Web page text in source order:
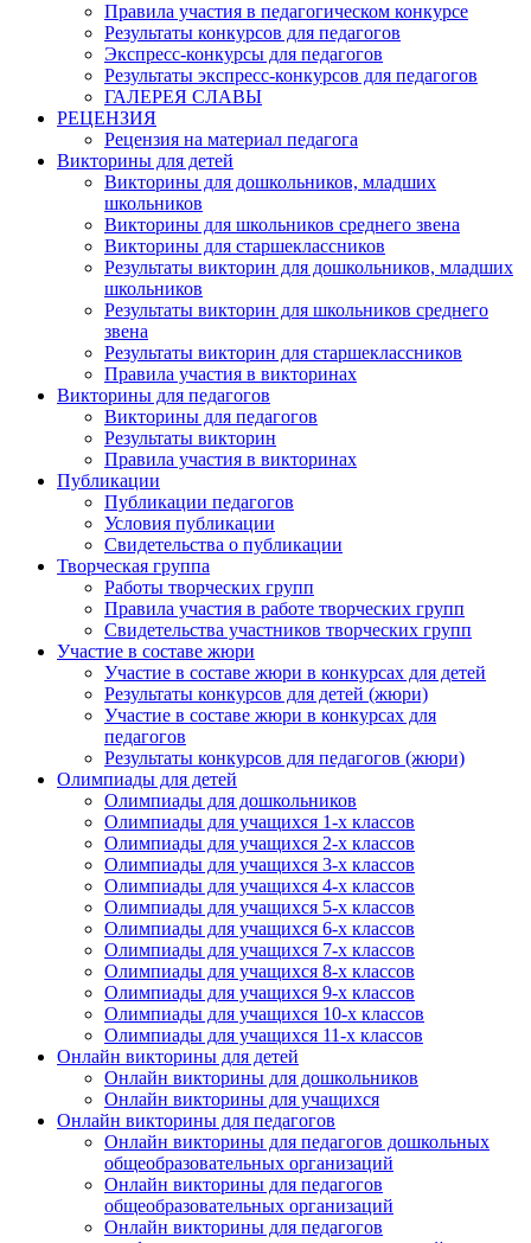
Правила участия в педагогическом конкурсе
Результаты конкурсов для педагогов
Экспресс-конкурсы для педагогов
Результаты экспресс-конкурсов для педагогов
ГАЛЕРЕЯ СЛАВЫ
РЕЦЕНЗИЯ
Рецензия на материал педагога
Викторины для детей
Викторины для дошкольников, младших
школьников
Викторины для школьников среднего звена
Викторины для старшеклассников
Результаты викторин для дошкольников, младших
школьников
Результаты викторин для школьников среднего
звена
Результаты викторин для старшеклассников
Правила участия в викторинах
Викторины для педагогов
Викторины для педагогов
Результаты викторин
Правила участия в викторинах
Публикации
Публикации педагогов
Условия публикации
Свидетельства о публикации
Творческая группа
Работы творческих групп
Правила участия в работе творческих групп
Свидетельства участников творческих групп
Участие в составе жюри
Участие в составе жюри в конкурсах для детей
Результаты конкурсов для детей (жюри)
Участие в составе жюри в конкурсах для
педагогов
Результаты конкурсов для педагогов (жюри)
Олимпиады для детей
Олимпиады для дошкольников
Олимпиады для учащихся 1-х классов
Олимпиады для учащихся 2-х классов
Олимпиады для учащихся 3-х классов
Олимпиады для учащихся 4-х классов
Олимпиады для учащихся 5-х классов
Олимпиады для учащихся 6-х классов
Олимпиады для учащихся 7-х классов
Олимпиады для учащихся 8-х классов
Олимпиады для учащихся 9-х классов
Олимпиады для учащихся 10-х классов
Олимпиады для учащихся 11-х классов
Онлайн викторины для детей
Онлайн викторины для дошкольников
Онлайн викторины для учащихся
Онлайн викторины для педагогов
Онлайн викторины для педагогов дошкольных
общеобразовательных организаций
Онлайн викторины для педагогов
общеобразовательных организаций
Онлайн викторины для педагогов